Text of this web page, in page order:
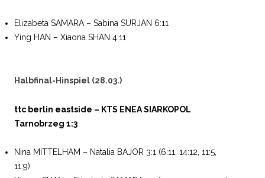
Elizabeta SAMARA – Sabina SURJAN 6:11
Ying HAN – Xiaona SHAN 4:11
Halbfinal-Hinspiel (28.03.)
ttc berlin eastside – KTS ENEA SIARKOPOL
Tarnobrzeg 1:3
Nina MITTELHAM – Natalia BAJOR 3:1 (6:11, 14:12, 11:5,
11:9)